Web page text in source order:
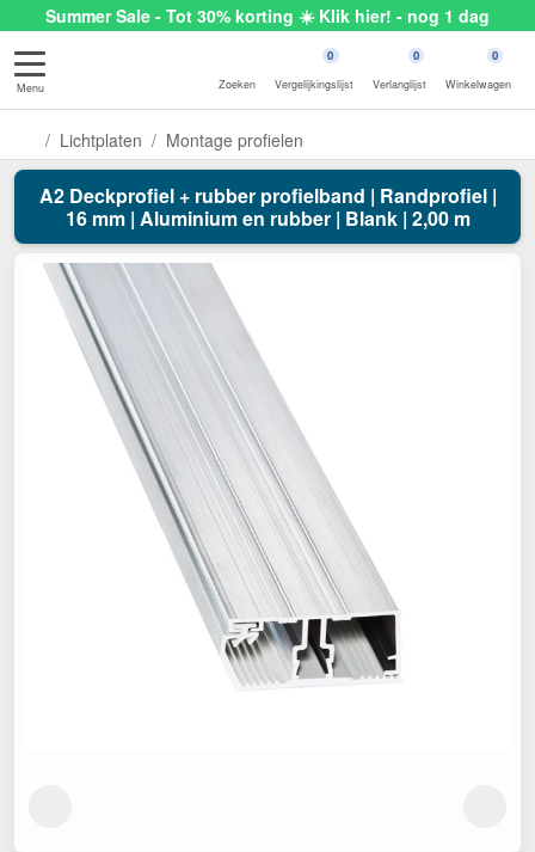
Summer Sale - Tot 30% korting ☀️ Klik hier! - nog 1 dag
Menu Zoeken
0
Vergelijkingslijst
0
Verlanglijst
0
Winkelwagen
Lichtplaten Montage profielen
A2 Deckprofiel + rubber profielband | Randprofiel |
16 mm | Aluminium en rubber | Blank | 2,00 m